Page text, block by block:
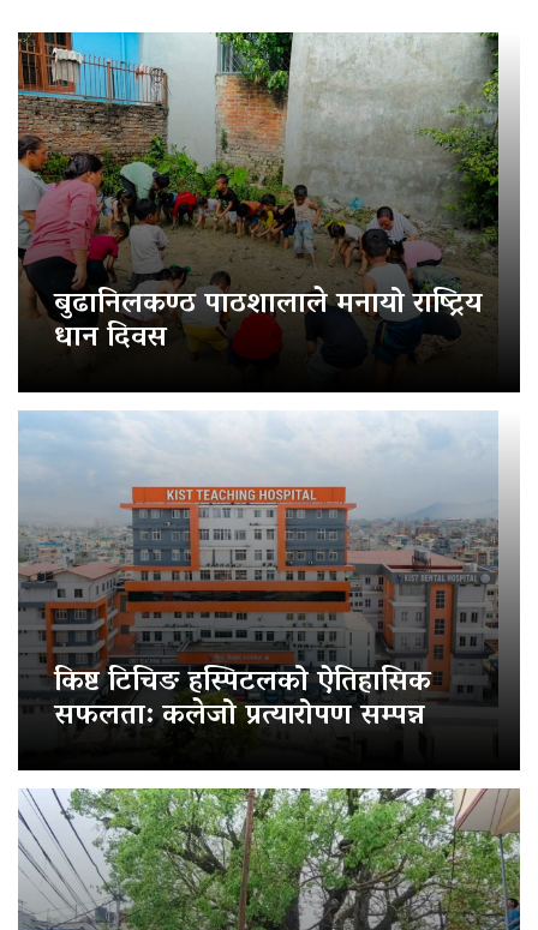
बुढानिलकण्ठ पाठशालाले मनायो राष्ट्रिय
धान दिवस
किष्ट टिचिङ हस्पिटलको ऐतिहासिक
सफलता: कलेजो प्रत्यारोपण सम्पन्न